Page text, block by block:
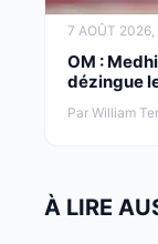
7 AOÛT
OM :
dézingue
Par William
À LIRE